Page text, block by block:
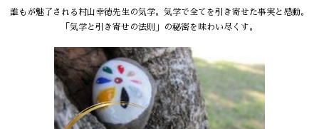
誰もが魅了される村山幸徳先生の気学。気学で全てを引き寄せた事実と感動。
「気学と引き寄せの法則」の秘密を味わい尽くす。